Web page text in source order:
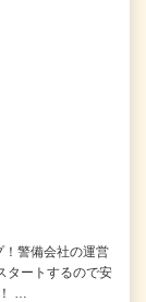
！警備会社の運営
タートするので安
…